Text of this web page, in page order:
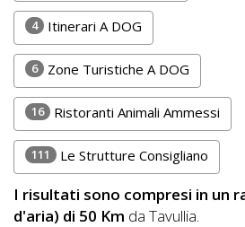
4 Itinerari A DOG
6 Zone Turistiche A DOG
16 Ristoranti Animali Ammessi
111 Le Strutture Consigliano
I risultati sono compresi in un
d'aria) di 50 Km da Tavullia.